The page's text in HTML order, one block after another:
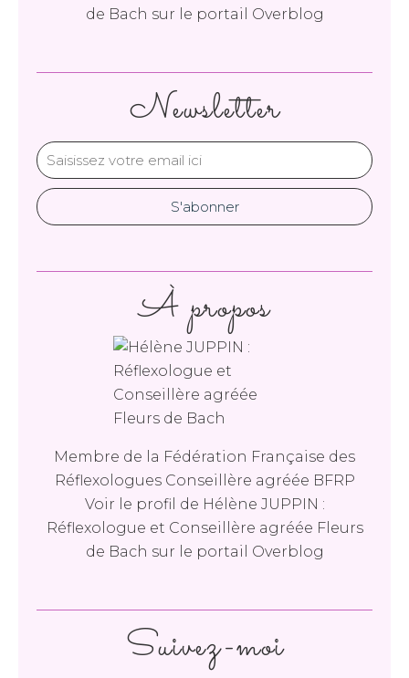
Newsletter
de Bach sur le portail Overblog
Suivez-moi
À propos
Membre de la Fédération Française des
Réflexologues Conseillère agréée BFRP
Voir le profil de Hélène JUPPIN :
Réflexologue et Conseillère agréée Fleurs
de Bach sur le portail Overblog